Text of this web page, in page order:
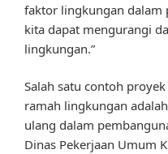
faktor lingkungan dalam
kita dapat mengurangi
lingkungan.”
Salah satu contoh
ramah lingkungan
ulang dalam
Dinas Pekerjaan Umum